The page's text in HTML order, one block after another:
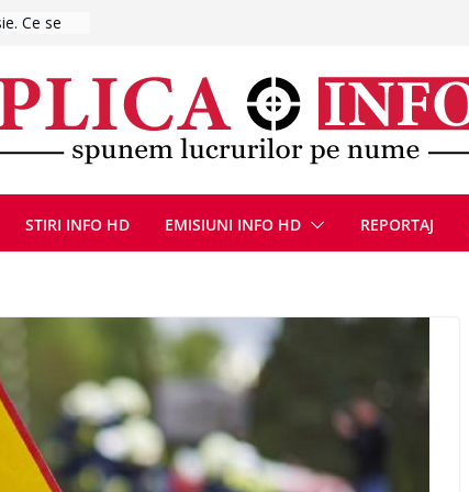
2026
cu un
a
cu
un
STIRI INFO HD EMISIUNI INFO HD REPORTAJ